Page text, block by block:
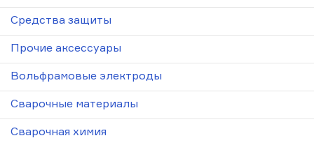
Средства защиты
Прочие аксессуары
Вольфрамовые электроды
Сварочные материалы
Сварочная химия